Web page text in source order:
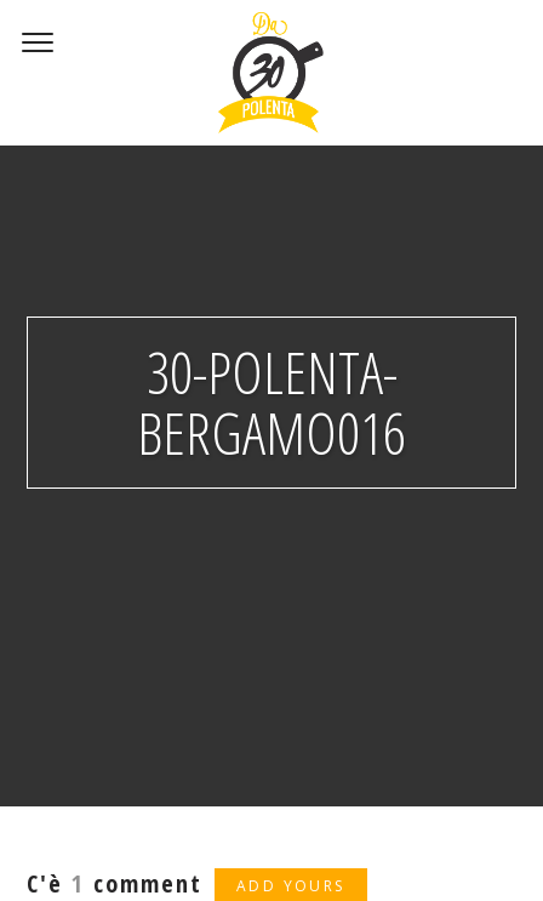
30-POLENTA-
BERGAMO016
C'è 1 comment ADD YOURS